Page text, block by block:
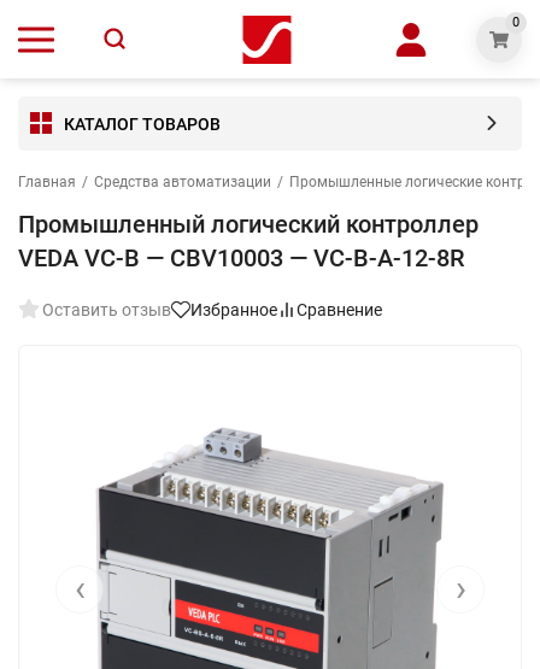
0
КАТАЛОГ ТОВАРОВ
Главная / Средства автоматизации / Промышленные логические
Промышленный логический контроллер
VEDA VC-B — CBV10003 — VC-В-A-12-8R
Оставить отзыв Избранное Сравнение
‹ ›